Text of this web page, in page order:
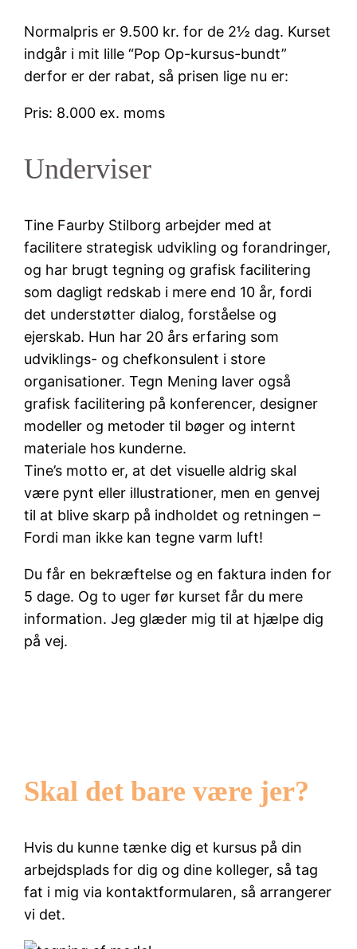
Normalpris er 9.500 kr. for de 2½ dag. Kurset
indgår i mit lille “Pop Op-kursus-bundt”
derfor er der rabat, så prisen lige nu er:
Pris: 8.000 ex. moms
Underviser
Tine Faurby Stilborg arbejder med at
facilitere strategisk udvikling og forandringer,
og har brugt tegning og grafisk facilitering
som dagligt redskab i mere end 10 år, fordi
det understøtter dialog, forståelse og
ejerskab. Hun har 20 års erfaring som
udviklings- og chefkonsulent i store
organisationer. Tegn Mening laver også
grafisk facilitering på konferencer, designer
modeller og metoder til bøger og internt
materiale hos kunderne.
Tine’s motto er, at det visuelle aldrig skal
være pynt eller illustrationer, men en genvej
til at blive skarp på indholdet og retningen –
Fordi man ikke kan tegne varm luft!
Du får en bekræftelse og en faktura inden for
5 dage. Og to uger før kurset får du mere
information. Jeg glæder mig til at hjælpe dig
på vej.
Skal det bare være jer?
Hvis du kunne tænke dig et kursus på din
arbejdsplads for dig og dine kolleger, så tag
fat i mig via kontaktformularen, så arrangerer
vi det.